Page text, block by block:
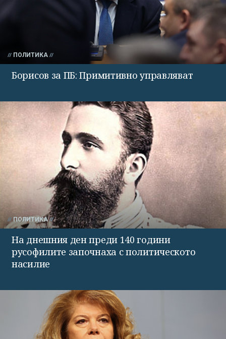
ПОЛИТИКА
Борисов за ПБ: Примитивно управляват
ПОЛИТИКА
На днешния ден преди 140 години
русофилите започнаха с политическото
насилие